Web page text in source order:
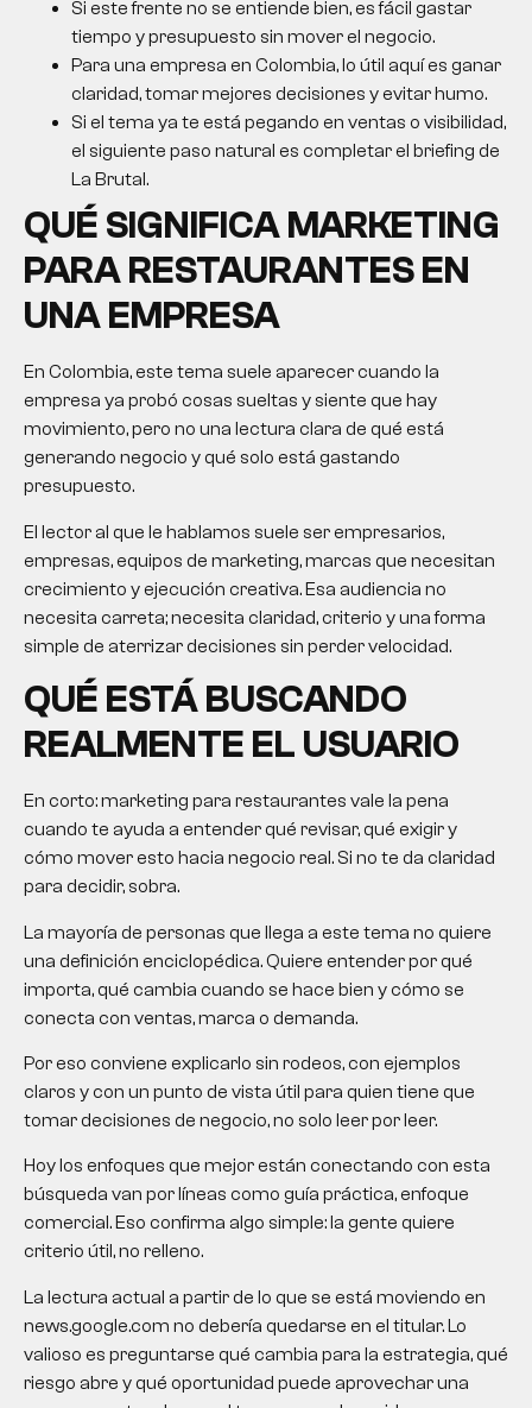
Si este frente no se entiende bien, es fácil gastar
tiempo y presupuesto sin mover el negocio.
Para una empresa en Colombia, lo útil aquí es ganar
claridad, tomar mejores decisiones y evitar humo.
Si el tema ya te está pegando en ventas o visibilidad,
el siguiente paso natural es completar el briefing de
La Brutal.
QUÉ SIGNIFICAMARKETING
PARA RESTAURANTESEN
UNA EMPRESA
En Colombia, este tema suele aparecer cuando la
empresa ya probó cosas sueltas y siente que hay
movimiento, pero no una lectura clara de qué está
generando negocio y qué solo está gastando
presupuesto.
El lector al que le hablamos suele ser empresarios,
empresas, equipos de marketing, marcas que necesitan
crecimiento y ejecución creativa. Esa audiencia no
necesita carreta; necesita claridad, criterio y una forma
simple de aterrizar decisiones sin perder velocidad.
QUÉ ESTÁ BUSCANDO
REALMENTE EL USUARIO
En corto:marketing para restaurantes vale la pena
cuando te ayuda a entender qué revisar, qué exigir y
cómo mover esto hacia negocio real. Si no te da claridad
para decidir, sobra.
La mayoría de personas que llega a este tema no quiere
una definición enciclopédica. Quiere entender por qué
importa, qué cambia cuando se hace bien y cómo se
conecta con ventas, marca o demanda.
Por eso conviene explicarlo sin rodeos, con ejemplos
claros y con un punto de vista útil para quien tiene que
tomar decisiones de negocio, no solo leer por leer.
Hoy los enfoques que mejor están conectando con esta
búsqueda van por líneas como guía práctica, enfoque
comercial. Eso confirma algo simple: la gente quiere
criterio útil, no relleno.
La lectura actual a partir de lo que se está moviendo en
news.google.com no debería quedarse en el titular. Lo
valioso es preguntarse qué cambia para la estrategia, qué
riesgo abre y qué oportunidad puede aprovechar una